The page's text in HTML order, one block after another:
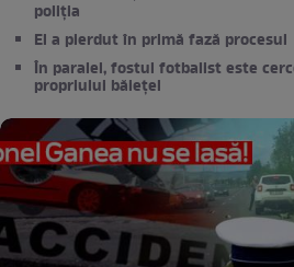
poliția
El a pierdut în primă fază procesul
În paralel, fostul fotbalist este
propriului băiețel